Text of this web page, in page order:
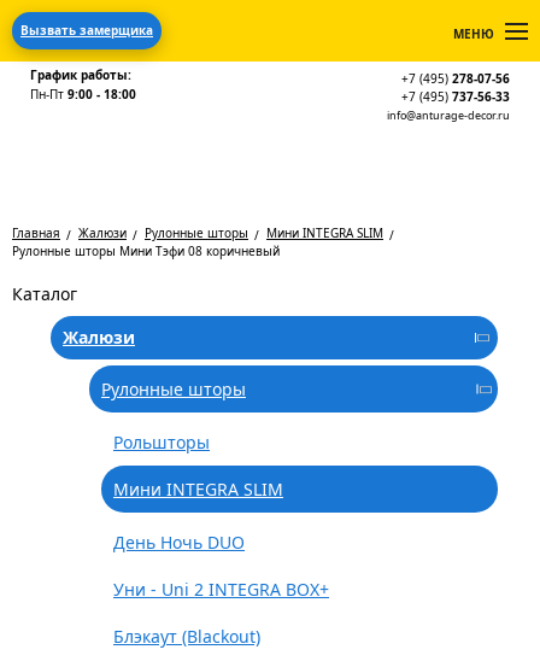
Вызвать замерщика МЕНЮ
График работы:
Пн-Пт 9:00 - 18:00
+7 (495) 278-07-56
+7 (495) 737-56-33
info@anturage-decor.ru
Главная Жалюзи Рулонные шторы
Мини INTEGRA SLIM
Рулонные шторы Мини Тэфи 08 коричневый
Каталог
Жалюзи
Рулонные шторы
Рольшторы
Мини INTEGRA SLIM
День Ночь DUO
Уни - Uni 2 INTEGRA BOX+
Блэкаут (Blackout)